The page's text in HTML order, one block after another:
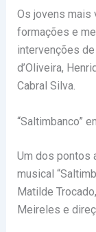
Os jovens mais
formações e
intervenções
d’Oliveira,
Cabral Silva.
“Saltimbanco”
Um dos pontos
musical
Matilde
Meireles e